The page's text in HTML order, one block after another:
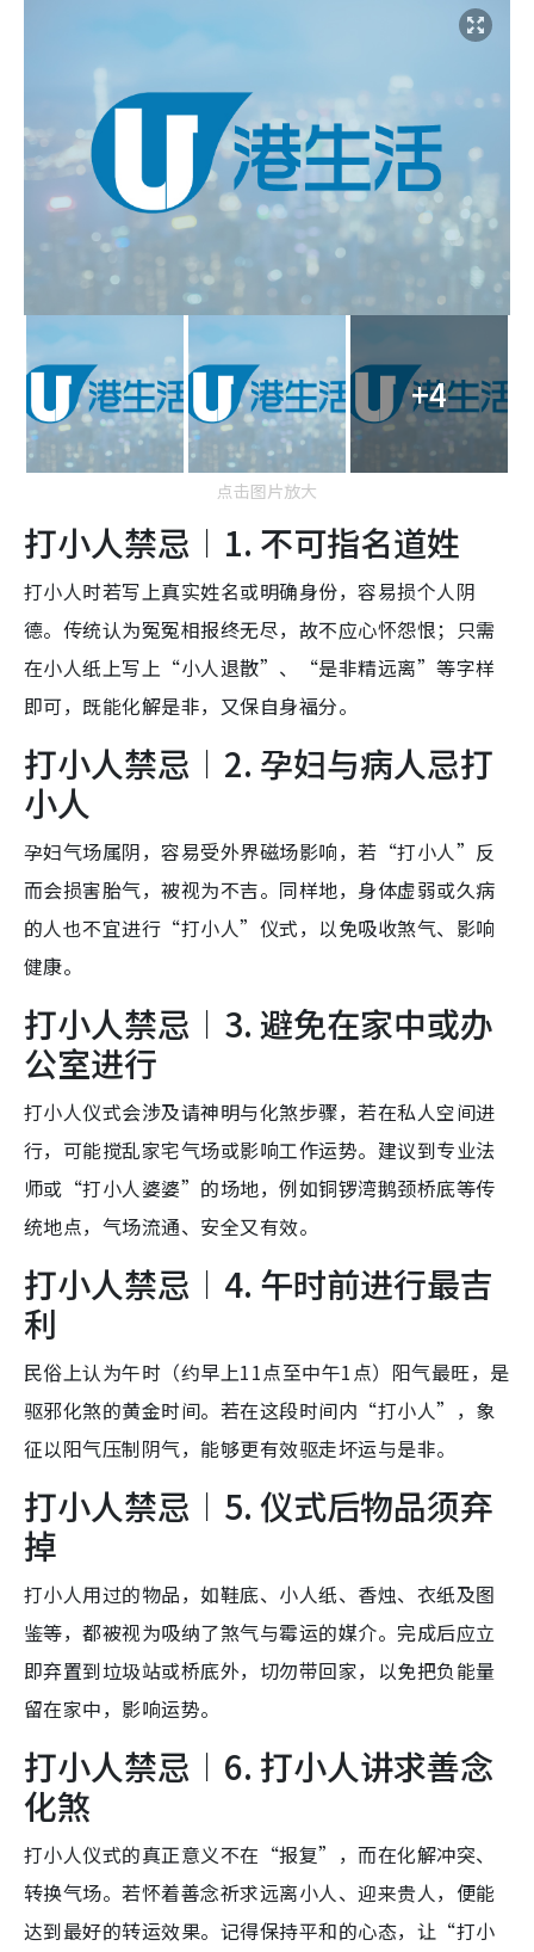
+4
点击图片放大
打小人禁忌︱1. 不可指名道姓
打小人时若写上真实姓名或明确身份，容易损个人阴
德。传统认为冤冤相报终无尽，故不应心怀怨恨；只需
在小人纸上写上“小人退散”、“是非精远离”等字样
即可，既能化解是非，又保自身福分。
打小人禁忌︱2. 孕妇与病人忌打
小人
孕妇气场属阴，容易受外界磁场影响，若“打小人”反
而会损害胎气，被视为不吉。同样地，身体虚弱或久病
的人也不宜进行“打小人”仪式，以免吸收煞气、影响
健康。
打小人禁忌︱3. 避免在家中或办
公室进行
打小人仪式会涉及请神明与化煞步骤，若在私人空间进
行，可能搅乱家宅气场或影响工作运势。建议到专业法
师或“打小人婆婆”的场地，例如铜锣湾鹅颈桥底等传
统地点，气场流通、安全又有效。
打小人禁忌︱4. 午时前进行最吉
利
民俗上认为午时（约早上11点至中午1点）阳气最旺，是
驱邪化煞的黄金时间。若在这段时间内“打小人”，象
征以阳气压制阴气，能够更有效驱走坏运与是非。
打小人禁忌︱5. 仪式后物品须弃
掉
打小人用过的物品，如鞋底、小人纸、香烛、衣纸及图
鉴等，都被视为吸纳了煞气与霉运的媒介。完成后应立
即弃置到垃圾站或桥底外，切勿带回家，以免把负能量
留在家中，影响运势。
打小人禁忌︱6. 打小人讲求善念
化煞
打小人仪式的真正意义不在“报复”，而在化解冲突、
转换气场。若怀着善念祈求远离小人、迎来贵人，便能
达到最好的转运效果。记得保持平和的心态，让“打小